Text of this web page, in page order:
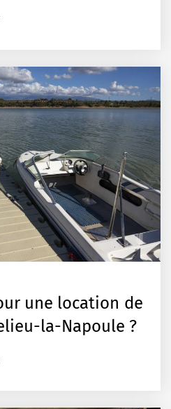
une location de
la-Napoule ?